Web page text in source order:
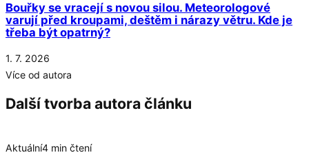
Bouřky se vracejí s novou silou. Meteorologové
varují před kroupami, deštěm i nárazy větru. Kde je
třeba být opatrný?
1. 7. 2026
Více od autora
Další tvorba autora článku
Aktuální4 min čtení